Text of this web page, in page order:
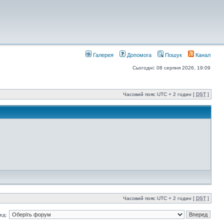
Галерея Допомога Пошук Канал
Сьогодні: 08 серпня 2026, 19:09
Часовий пояс UTC + 2 годин [ DST ]
Часовий пояс UTC + 2 годин [ DST ]